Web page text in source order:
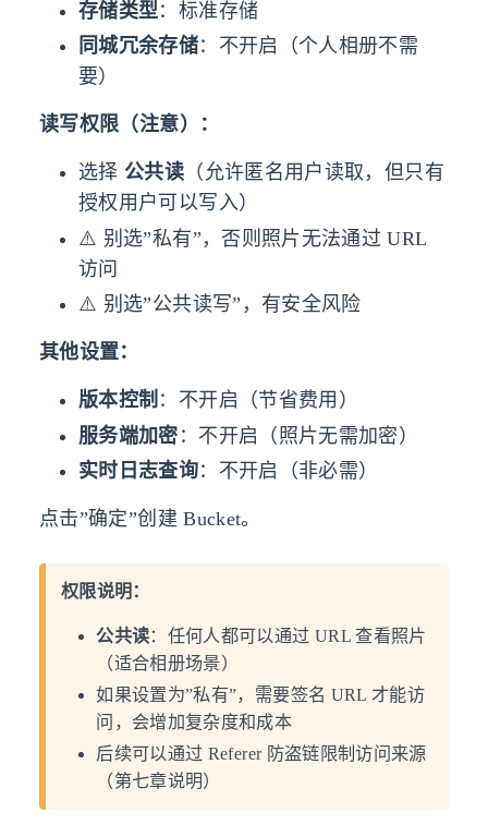
存储类型 ：标准存储
同城冗余存储：不开启（个人相册不需
要）
读写权限（注意）：
选择公共读 （允许匿名用户读取，但只有
授权用户可以写入）
⚠️ 别选”私有”，否则照片无法通过 URL
访问
⚠️ 别选”公共读写”，有安全风险
其他设置：
版本控制 ：不开启（节省费用）
服务端加密 ：不开启（照片无需加密）
实时日志查询：不开启（非必需）
点击”确定”创建 Bucket。
权限说明：
公共读：任何人都可以通过 URL 查看照片
（适合相册场景）
如果设置为”私有”，需要签名 URL 才能访
问，会增加复杂度和成本
后续可以通过 Referer 防盗链限制访问来源
（第七章说明）